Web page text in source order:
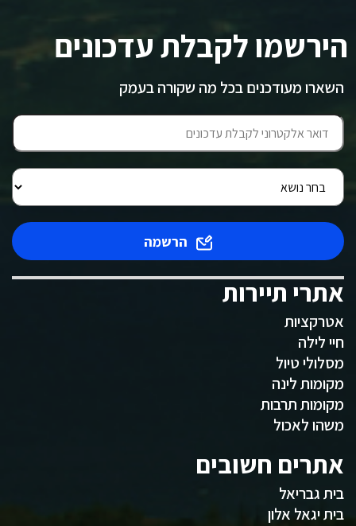
הירשמו לקבלת עדכונים
השארו מעודכנים בכל מה שקורה בעמק
הרשמה
אתרי תיירות
אטרקציות
חיי לילה
מסלולי טיול
מקומות לינה
מקומות תרבות
משהו לאכול
אתרים חשובים
בית גבריאל
בית יגאל אלון